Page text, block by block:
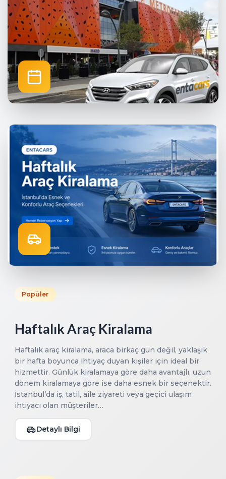
Popüler
Haftalık Araç Kiralama
Haftalık araç kiralama, araca birkaç gün değil, yaklaşık
bir hafta boyunca ihtiyaç duyan kişiler için ideal bir
hizmettir. Günlük kiralamaya göre daha avantajlı, uzun
dönem kiralamaya göre ise daha esnek bir seçenektir.
İstanbul’da iş, tatil, aile ziyareti veya geçici ulaşım
ihtiyacı olan müşteriler…
Detaylı Bilgi